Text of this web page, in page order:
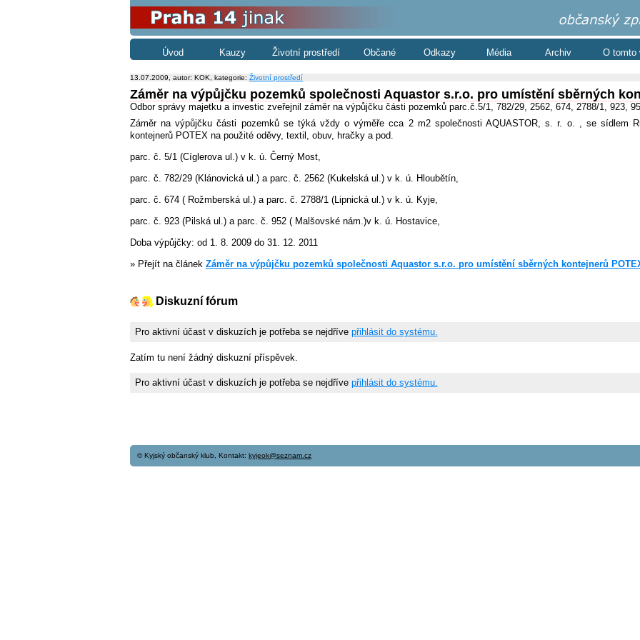
Úvod Kauzy Životní prostředí Občané Odkazy Média Archiv O tomto
13.07.2009, autor: KOK, kategorie: Životní prostředí
Záměr na výpůjčku pozemků společnosti Aquastor s.r.o. pro umístění sběrných
Odbor správy majetku a investic zveřejnil záměr na výpůjčku části pozemků parc.č.5/1, 782/29, 2562, 674, 2788/1, 923,
Záměr na výpůjčku části pozemků se týká vždy o výměře cca 2 m2 společnosti AQUASTOR, s. r. o. , se sídlem
kontejnerů POTEX na použité oděvy, textil, obuv, hračky a pod.
parc. č. 5/1 (Cíglerova ul.) v k. ú. Černý Most,
parc. č. 782/29 (Klánovická ul.) a parc. č. 2562 (Kukelská ul.) v k. ú. Hloubětín,
parc. č. 674 ( Rožmberská ul.) a parc. č. 2788/1 (Lipnická ul.) v k. ú. Kyje,
parc. č. 923 (Pilská ul.) a parc. č. 952 ( Malšovské nám.)v k. ú. Hostavice,
Doba výpůjčky: od 1. 8. 2009 do 31. 12. 2011
» Přejít na článek Záměr na výpůjčku pozemků společnosti Aquastor s.r.o. pro umístění sběrných kontejnerů
Diskuzní fórum
Pro aktivní účast v diskuzích je potřeba se nejdříve přihlásit do systému.
Zatím tu není žádný diskuzní příspěvek.
Pro aktivní účast v diskuzích je potřeba se nejdříve přihlásit do systému.
© Kyjský občanský klub, Kontakt: kyjeok@seznam.cz